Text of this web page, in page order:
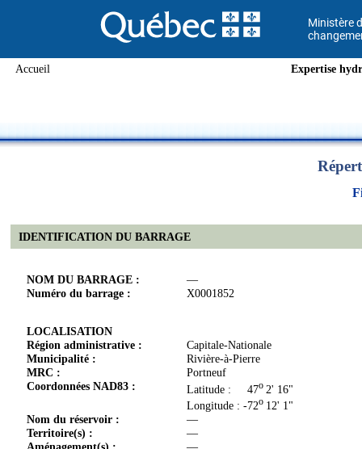
Ministère
Accueil Expertise
IDENTIFICATION DU BARRAGE
NOM DU BARRAGE :
—
Numéro du barrage :
X0001852
LOCALISATION
Région administrative :
Capitale-Nationale
Municipalité :
Rivière-à-Pierre
MRC :
Portneuf
Coordonnées NAD83 :
Latitude : 47o 2' 16"
Longitude : -72o 12' 1"
Nom du réservoir :
—
Territoire(s) :
—